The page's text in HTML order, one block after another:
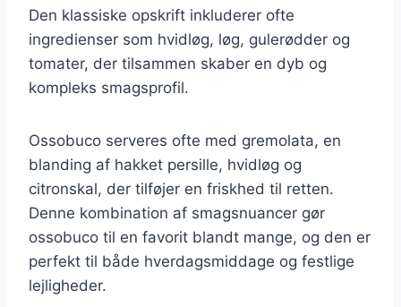
Den klassiske opskrift inkluderer ofte
ingredienser som hvidløg, løg, gulerødder og
tomater, der tilsammen skaber en dyb og
kompleks smagsprofil.
Ossobuco serveres ofte med gremolata, en
blanding af hakket persille, hvidløg og
citronskal, der tilføjer en friskhed til retten.
Denne kombination af smagsnuancer gør
ossobuco til en favorit blandt mange, og den er
perfekt til både hverdagsmiddage og festlige
lejligheder.